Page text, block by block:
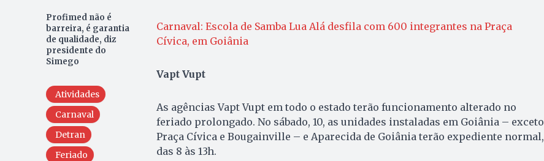
Profimed não é
barreira, é garantia
de qualidade, diz
presidente do
Simego
Atividades
Carnaval
Detran
Feriado
Carnaval: Escola de Samba Lua Alá desfila com 600 integrantes na Praça
Cívica, em Goiânia
Vapt Vupt
As agências Vapt Vupt em todo o estado terão funcionamento alterado no
feriado prolongado. No sábado, 10, as unidades instaladas em Goiânia – exceto
Praça Cívica e Bougainville – e Aparecida de Goiânia terão expediente normal,
das 8 às 13h.